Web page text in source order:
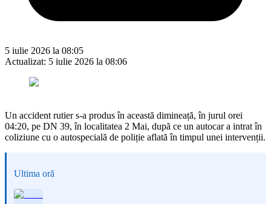
5 iulie 2026 la 08:05
Actualizat: 5 iulie 2026 la 08:06
Un accident rutier s-a produs în această dimineață, în jurul orei
04:20, pe DN 39, în localitatea 2 Mai, după ce un autocar a intrat în
coliziune cu o autospecială de poliție aflată în timpul unei intervenții.
Ultima oră